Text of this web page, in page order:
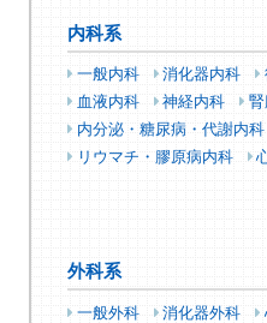
内科系
一般内科 消化器内科
血液内科
神経内科
腎
内分泌・糖尿病・代謝内科
リウマチ・膠原病内科
外科系
一般外科 消化器外科